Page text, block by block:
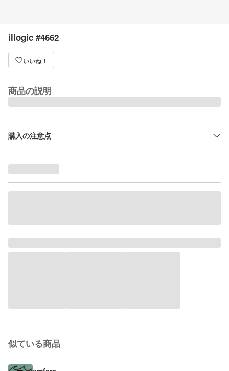
illogic #4662
いいね！
商品の説明
購入の注意点
似ている商品